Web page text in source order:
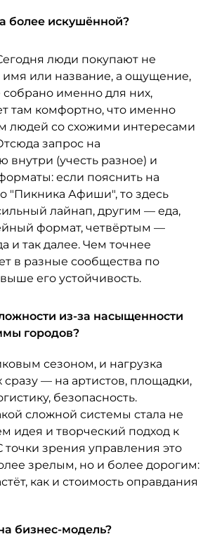
более искушённой?
люди покупают не
имя или название, а ощущение,
собрано именно для них,
там комфортно, что именно
людей со схожими интересами
запрос на
внутри (учесть разное) и
если пояснить на
"Пикника Афиши", то здесь
лайнап, другим — еда,
формат, четвёртым —
и так далее. Чем точнее
в разные сообщества по
его устойчивость.
из-за насыщенности
городов?
сезоном, и нагрузка
сразу — на артистов, площадки,
безопасность.
сложной системы стала не
идея и творческий подход к
зрения управления это
зрелым, но и более дорогим:
как и стоимость оправдания
бизнес-модель?